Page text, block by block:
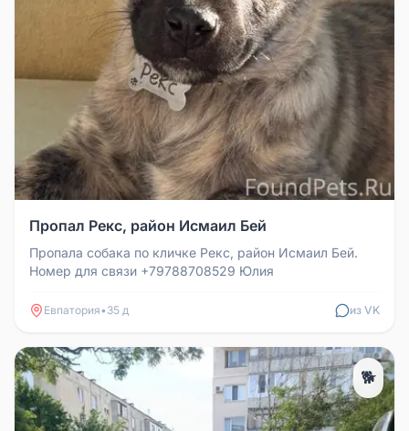
Пропал Рекс, район Исмаил Бей
Пропала собака по кличке Рекс, район Исмаил Бей.
Номер для связи +79788708529 Юлия
Евпатория• 35 д из VK
🐕